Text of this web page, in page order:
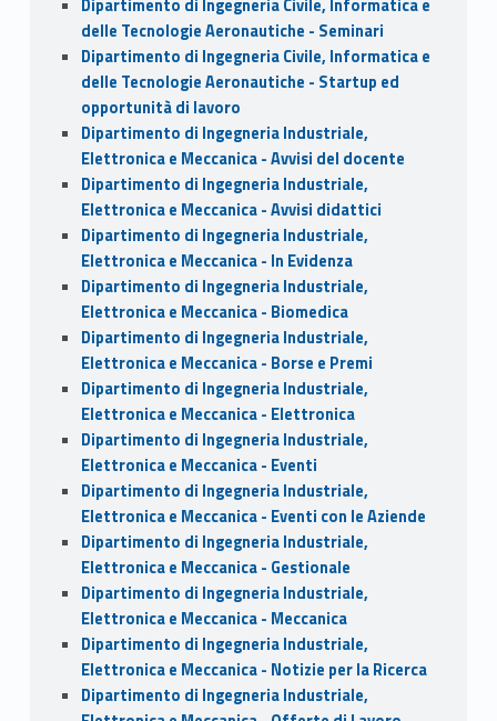
Dipartimento di Ingegneria Civile, Informatica e
delle Tecnologie Aeronautiche - Seminari
Dipartimento di Ingegneria Civile, Informatica e
delle Tecnologie Aeronautiche - Startup ed
opportunità di lavoro
Dipartimento di Ingegneria Industriale,
Elettronica e Meccanica - Avvisi del docente
Dipartimento di Ingegneria Industriale,
Elettronica e Meccanica - Avvisi didattici
Dipartimento di Ingegneria Industriale,
Elettronica e Meccanica - In Evidenza
Dipartimento di Ingegneria Industriale,
Elettronica e Meccanica - Biomedica
Dipartimento di Ingegneria Industriale,
Elettronica e Meccanica - Borse e Premi
Dipartimento di Ingegneria Industriale,
Elettronica e Meccanica - Elettronica
Dipartimento di Ingegneria Industriale,
Elettronica e Meccanica - Eventi
Dipartimento di Ingegneria Industriale,
Elettronica e Meccanica - Eventi con le Aziende
Dipartimento di Ingegneria Industriale,
Elettronica e Meccanica - Gestionale
Dipartimento di Ingegneria Industriale,
Elettronica e Meccanica - Meccanica
Dipartimento di Ingegneria Industriale,
Elettronica e Meccanica - Notizie per la Ricerca
Dipartimento di Ingegneria Industriale,